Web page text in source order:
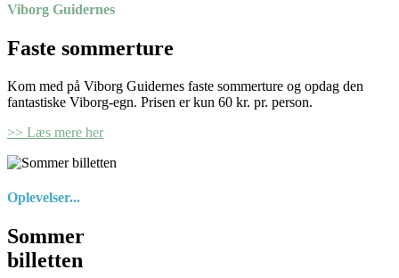
Viborg Guidernes
Faste sommerture
Kom med på Viborg Guidernes faste sommerture og opdag den
fantastiske Viborg-egn. Prisen er kun 60 kr. pr. person.
>> Læs mere her
Oplevelser...
Sommer
billetten